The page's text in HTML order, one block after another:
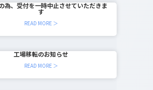
為、受付を一時中止させていただきま
す
READ MORE ＞
工場移転のお知らせ
READ MORE ＞